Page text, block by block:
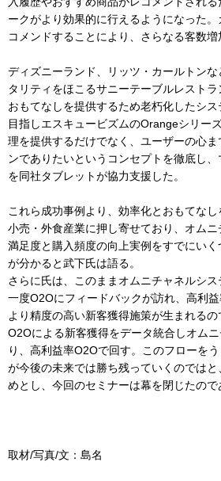
ークがより効果的に行えるようになった
コメンドすることにより、さらなる客数増
ディズニーランド、リッツ・カールトン
タリティをほこるサニーテーブルレスト
おもてなしを提供するため老朽化したシ
目指しエスキュービズムのOrangeシリー
理を提供するだけでなく、ユーザーの心
ンでありたいというコンセプトを徹底し
を同社タブレットが協力支援した。
これら成功事例より、効率化とおもてな
小売・外食産業に押し寄せており、オム
満足度と購入頻度の向上実例をすでにい
が分かると武下氏は語る。
さらに氏は、このままオムニチャネルシ
一度O2Oにフィードバックが訪れ、高利
より精度の高い新客獲得施策が生まれるの
O2Oによる新客獲得をデータ統合しオム
り、高利益率O2Oで回す。このフローを
が今後の未来では勝ち残っていくのでは
めとし、今回のセミナーは幕を閉じたので
取材/写真/文：島名